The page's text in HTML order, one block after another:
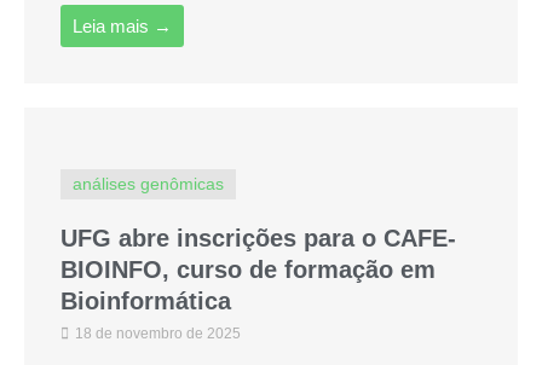
Leia mais →
análises genômicas
UFG abre inscrições para o CAFE-
BIOINFO, curso de formação em
Bioinformática
18 de novembro de 2025